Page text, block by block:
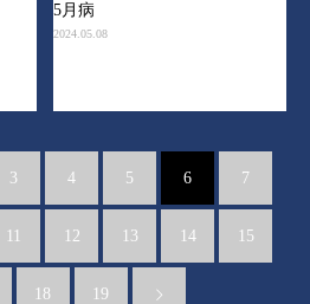
5月病
2024.05.08
3 4 5 6 7
11 12 13 14 15
18 19